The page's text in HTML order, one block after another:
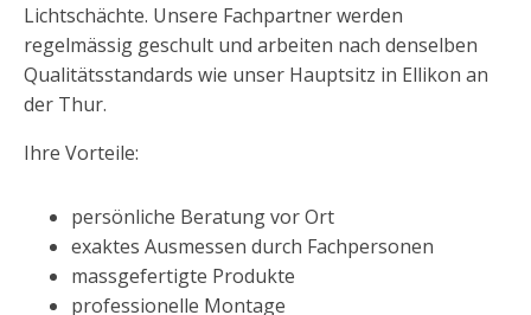
Lichtschächte. Unsere Fachpartner werden
regelmässig geschult und arbeiten nach denselben
Qualitätsstandards wie unser Hauptsitz in Ellikon an
der Thur.
Ihre Vorteile:
persönliche Beratung vor Ort
exaktes Ausmessen durch Fachpersonen
massgefertigte Produkte
professionelle Montage